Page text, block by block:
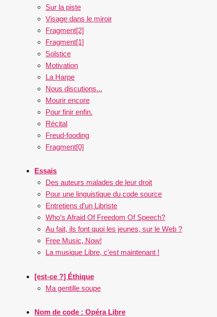
Sur la piste
Visage dans le miroir
Fragment[2]
Fragment[1]
Solstice
Motivation
La Harpe
Nous discutions...
Mourir encore
Pour finir enfin.
Récital
Freud-fooding
Fragment[0]
Essais
Des auteurs malades de leur droit
Pour une linguistique du code source
Entretiens d’un Libriste
Who’s Afraid Of Freedom Of Speech?
Au fait, ils font quoi les jeunes, sur le Web ?
Free Music, Now!
La musique Libre, c’est maintenant !
[est-ce ?] Éthique
Ma gentille soupe
Nom de code : Opéra Libre